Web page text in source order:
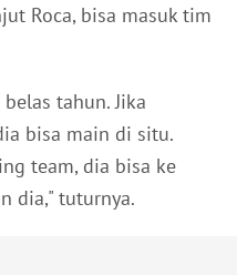
Roca, bisa masuk tim
tahun. Jika
bisa main di situ.
team, dia bisa ke
dia," tuturnya.